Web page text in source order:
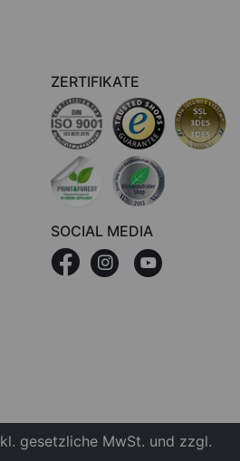
ZERTIFIKATE
SOCIAL MEDIA
gesetzliche MwSt. und zzgl.